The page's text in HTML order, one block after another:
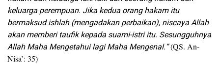
keluarga perempuan. Jika kedua orang hakam itu
bermaksud ishlah (mengadakan perbaikan), niscaya Allah
akan memberi taufik kepada suami-istri itu. Sesungguhnya
Allah Maha Mengetahui lagi Maha Mengenal.”(QS. An-
Nisa’: 35)